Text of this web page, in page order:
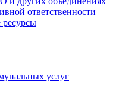
ответственности
услуг